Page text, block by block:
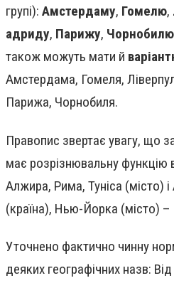
групі): Амстердаму, Гомелю,
адриду, Парижу, Чорнобилю
також можуть мати й
Амстердама, Гомеля,
Парижа, Чорнобиля.
Правопис звертає увагу, що
має розрізнювальну функцію
Алжира, Рима, Туніса (місто)
(країна), Нью-Йорка (місто)
Уточнено фактично чинну
деяких географічних назв: Від